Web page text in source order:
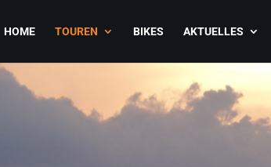
HOME TOUREN BIKES AKTUELLES